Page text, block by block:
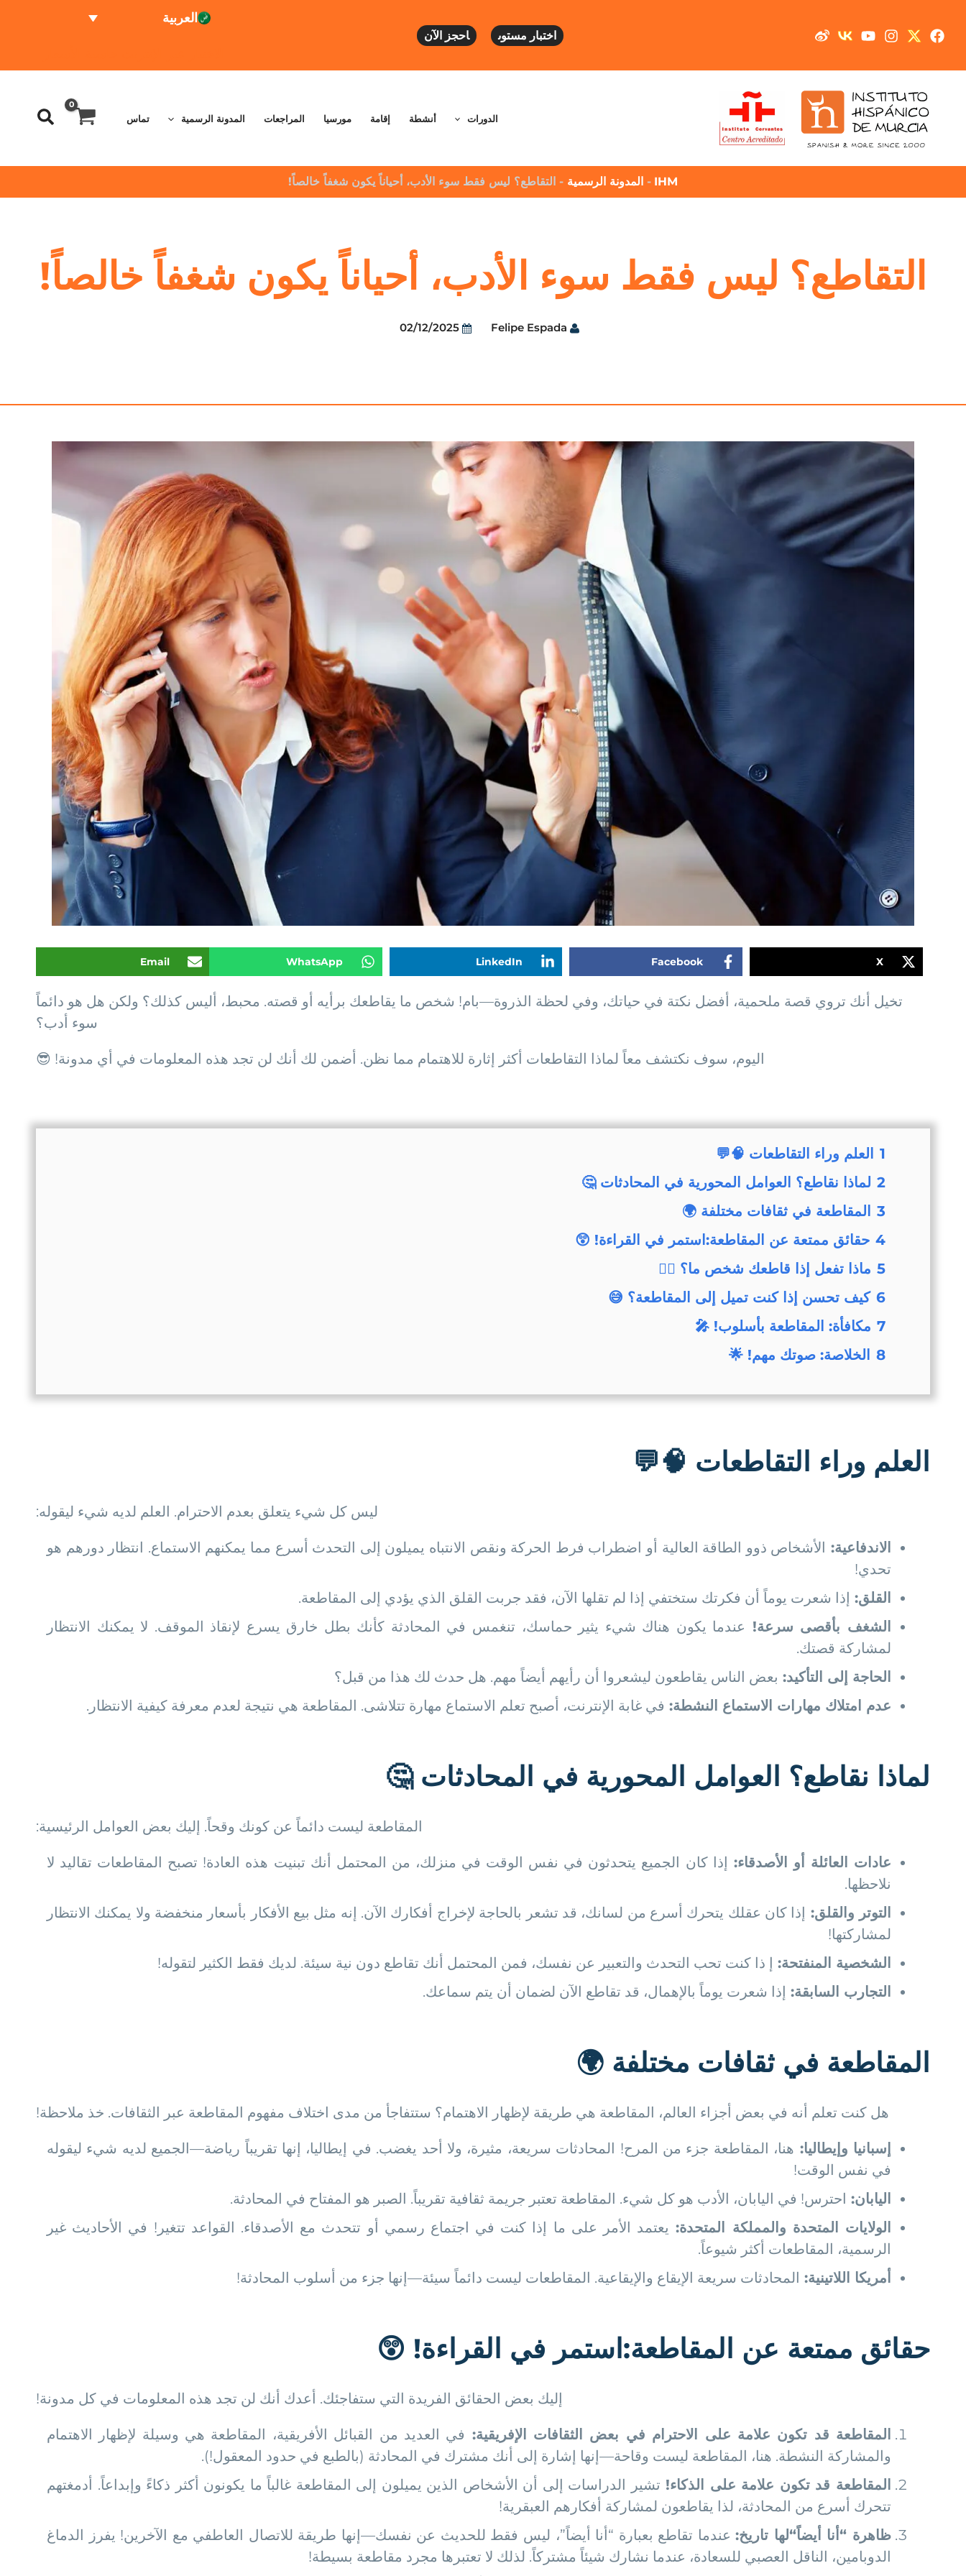
اختبار مستوى احجز الآن
العربية
الدورات أنشطة إقامة مورسيا المراجعات المدونة الرسمية تماس
IHM
- المدونة الرسمية - التقاطع؟ ليس فقط سوء الأدب، أحياناً يكون شغفاً خالصاً!
التقاطع؟ ليس فقط سوء الأدب، أحياناً يكون شغفاً خالصاً!
02/12/2025
X
Facebook
LinkedIn
WhatsApp
Email
تخيل أنك تروي قصة ملحمية، أفضل نكتة في حياتك، وفي لحظة الذروة—بام! شخص ما يقاطعك برأيه أو قصته. محبط، أليس كذلك؟ ولكن هل هو دائماً
سوء أدب؟
اليوم، سوف نكتشف معاً لماذا التقاطعات أكثر إثارة للاهتمام مما نظن. أضمن لك أنك لن تجد هذه المعلومات في أي مدونة! 😎
1
العلم وراء التقاطعات 🧠💬
2 لماذا نقاطع؟ العوامل المحورية في المحادثات 🤔
3
المقاطعة في ثقافات مختلفة 🌍
4 حقائق ممتعة عن المقاطعة:استمر في القراءة! 😲
5 ماذا تفعل إذا قاطعك شخص ما؟ 🤷‍♂️
6 كيف تحسن إذا كنت تميل إلى المقاطعة؟ 😅
7 مكافأة: المقاطعة بأسلوب! 🎤
8
الخلاصة: صوتك مهم! 🌟
العلم وراء التقاطعات 🧠💬
ليس كل شيء يتعلق بعدم الاحترام. العلم لديه شيء ليقوله:
الاندفاعية: الأشخاص ذوو الطاقة العالية أو اضطراب فرط الحركة ونقص الانتباه يميلون إلى التحدث أسرع مما يمكنهم الاستماع. انتظار دورهم هو
تحدي!
القلق: إذا شعرت يوماً أن فكرتك ستختفي إذا لم تقلها الآن، فقد جربت القلق الذي يؤدي إلى المقاطعة.
الشغف بأقصى سرعة! عندما يكون هناك شيء يثير حماسك، تنغمس في المحادثة كأنك بطل خارق يسرع لإنقاذ الموقف. لا يمكنك الانتظار
لمشاركة قصتك.
الحاجة إلى التأكيد: بعض الناس يقاطعون ليشعروا أن رأيهم أيضاً مهم. هل حدث لك هذا من قبل؟
عدم امتلاك مهارات الاستماع النشطة: في غابة الإنترنت، أصبح تعلم الاستماع مهارة تتلاشى. المقاطعة هي نتيجة لعدم معرفة كيفية الانتظار.
لماذا نقاطع؟ العوامل المحورية في المحادثات🤔
المقاطعة ليست دائماً عن كونك وقحاً. إليك بعض العوامل الرئيسية:
عادات العائلة أو الأصدقاء: إذا كان الجميع يتحدثون في نفس الوقت في منزلك، من المحتمل أنك تبنيت هذه العادة! تصبح المقاطعات تقاليد لا
نلاحظها.
التوتر والقلق: إذا كان عقلك يتحرك أسرع من لسانك، قد تشعر بالحاجة لإخراج أفكارك الآن. إنه مثل بيع الأفكار بأسعار منخفضة ولا يمكنك الانتظار
لمشاركتها!
الشخصية المنفتحة: إ ذا كنت تحب التحدث والتعبير عن نفسك، فمن المحتمل أنك تقاطع دون نية سيئة. لديك فقط الكثير لتقوله!
التجارب السابقة: إذا شعرت يوماً بالإهمال، قد تقاطع الآن لضمان أن يتم سماعك.
المقاطعة في ثقافات مختلفة 🌍
هل كنت تعلم أنه في بعض أجزاء العالم، المقاطعة هي طريقة لإظهار الاهتمام؟ ستتفاجأ من مدى اختلاف مفهوم المقاطعة عبر الثقافات. خذ ملاحظة!
إسبانيا وإيطاليا: هنا، المقاطعة جزء من المرح! المحادثات سريعة، مثيرة، ولا أحد يغضب. في إيطاليا، إنها تقريباً رياضة—الجميع لديه شيء ليقوله
في نفس الوقت!
اليابان: احترس! في اليابان، الأدب هو كل شيء. المقاطعة تعتبر جريمة ثقافية تقريباً. الصبر هو المفتاح في المحادثة.
الولايات المتحدة والمملكة المتحدة: يعتمد الأمر على ما إذا كنت في اجتماع رسمي أو تتحدث مع الأصدقاء. القواعد تتغير! في الأحاديث غير
الرسمية، المقاطعات أكثر شيوعاً.
أمريكا اللاتينية: المحادثات سريعة الإيقاع والإيقاعية. المقاطعات ليست دائماً سيئة—إنها جزء من أسلوب المحادثة!
حقائق ممتعة عن المقاطعة:استمر في القراءة!
😲
إليك بعض الحقائق الفريدة التي ستفاجئك. أعدك أنك لن تجد هذه المعلومات في كل مدونة!
المقاطعة قد تكون علامة على الاحترام في بعض الثقافات الإفريقية: في العديد من القبائل الأفريقية، المقاطعة هي وسيلة لإظهار الاهتمام
والمشاركة النشطة. هنا، المقاطعة ليست وقاحة—إنها إشارة إلى أنك مشترك في المحادثة (بالطبع في حدود المعقول!).
المقاطعة قد تكون علامة على الذكاء! تشير الدراسات إلى أن الأشخاص الذين يميلون إلى المقاطعة غالباً ما يكونون أكثر ذكاءً وإبداعاً. أدمغتهم
تتحرك أسرع من المحادثة، لذا يقاطعون لمشاركة أفكارهم العبقرية!
ظاهرة “أنا أيضاً“لها تاريخ:عندما تقاطع بعبارة “أنا أيضاً”، ليس فقط للحديث عن نفسك—إنها طريقة للاتصال العاطفي مع الآخرين! يفرز الدماغ
الدوبامين، الناقل العصبي للسعادة، عندما نشارك شيئاً مشتركاً. لذلك لا تعتبرها مجرد مقاطعة بسيطة!